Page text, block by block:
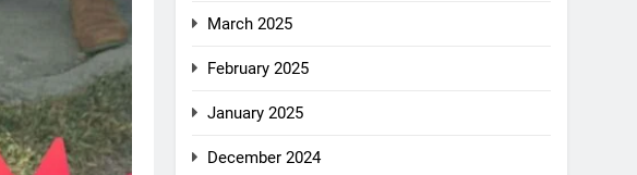
March 2025
February 2025
January 2025
December 2024